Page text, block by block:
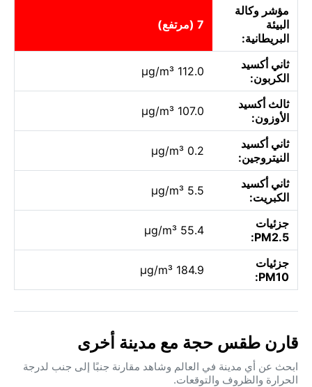
مؤشر وكالة
البيئة
البريطانية:
7 (مرتفع)
ثاني أكسيد
الكربون:
112.0 µg/m³
ثالث أكسيد
الأوزون:
107.0 µg/m³
ثاني أكسيد
النيتروجين:
0.2 µg/m³
ثاني أكسيد
الكبريت:
5.5 µg/m³
جزئيات
PM2.5:
55.4 µg/m³
جزئيات
PM10:
184.9 µg/m³
قارن طقس حجة مع مدينة أخرى
ابحث عن أي مدينة في العالم وشاهد مقارنة جنبًا إلى جنب لدرجة
الحرارة والظروف والتوقعات.